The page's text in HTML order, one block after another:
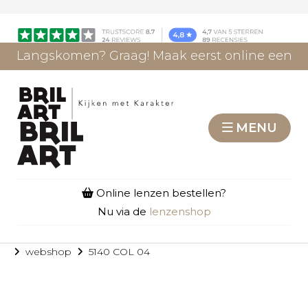
Langskomen? Graag! Maak eerst online een
MENU
Online lenzen bestellen?
Nu via de lenzenshop
webshop 5140 COL 04